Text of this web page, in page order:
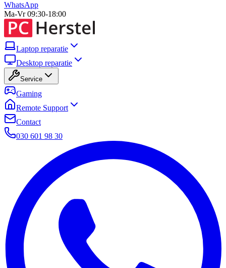
WhatsApp
Ma-Vr 09:30-18:00
Laptop reparatie
Desktop reparatie
Service
Gaming
Remote Support
Contact
030 601 98 30